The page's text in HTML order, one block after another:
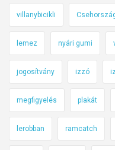
villanybicikli
lemez nyári gumi
jogosítvány izzó
megfigyelés plakát
lerobban ramcatch